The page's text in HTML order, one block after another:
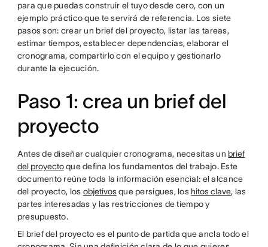
para que puedas construir el tuyo desde cero, con un
ejemplo práctico que te servirá de referencia. Los siete
pasos son: crear un brief del proyecto, listar las tareas,
estimar tiempos, establecer dependencias, elaborar el
cronograma, compartirlo con el equipo y gestionarlo
durante la ejecución.
Paso 1: crea un brief del
proyecto
Antes de diseñar cualquier cronograma, necesitas un brief
del proyectoque defina los fundamentos del trabajo. Este
documento reúne toda la información esencial: el alcance
del proyecto, los objetivosque persigues, los hitos clave, las
partes interesadas y las restricciones de tiempo y
presupuesto.
El brief del proyecto es el punto de partida que ancla todo el